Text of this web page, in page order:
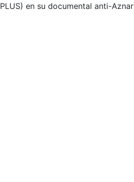
PLUS) en su documental anti-Aznar